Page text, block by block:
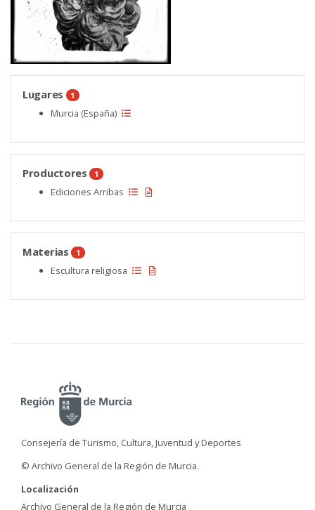
Lugares 1
Murcia (España)
Productores 1
Ediciones Arribas
Materias 1
Escultura religiosa
Consejería de Turismo, Cultura, Juventud y Deportes
© Archivo General de la Región de Murcia.
Localización
Archivo General de la Región de Murcia